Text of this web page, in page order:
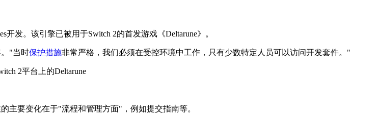
发。该引擎已被用于Switch 2的首发游戏《Deltarune》。
。"当时保护措施非常严格，我们必须在受控环境中工作，只有少数特定人员可以访问开发套件。"
主要变化在于"流程和管理方面"，例如提交指南等。